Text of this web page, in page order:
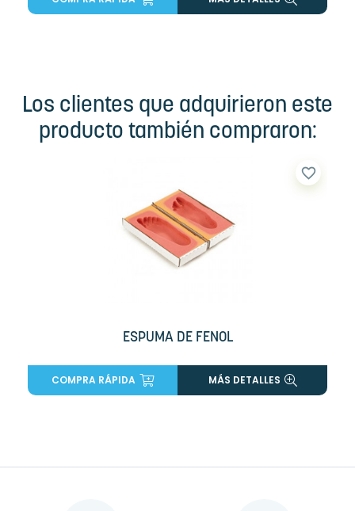
Los clientes que adquirieron este
producto también compraron:
ESPUMA DE FENOL
favorite_border
COMPRA RÁPIDA MÁS DETALLES